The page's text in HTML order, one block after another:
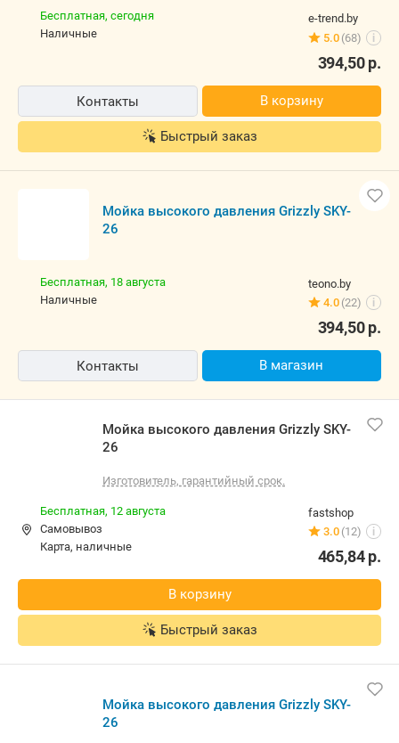
e-trend.by
5.0 (68) i
Бесплатная, сегодня
наличные
394,50р.
Контакты В корзину
Быстрый заказ
Мойка высокого давления Grizzly SKY-
26
teono.by
4.0 (22) i
Бесплатная, 18 августа
наличные
394,50р.
Контакты В магазин
Мойка высокого давления Grizzly SKY-
26
Изготовитель, гарантийный срок.
fastshop
3.0 (12) i
Бесплатная, 12 августа
Самовывоз
карта, наличные
465,84р.
В корзину
Быстрый заказ
Мойка высокого давления Grizzly SKY-
26